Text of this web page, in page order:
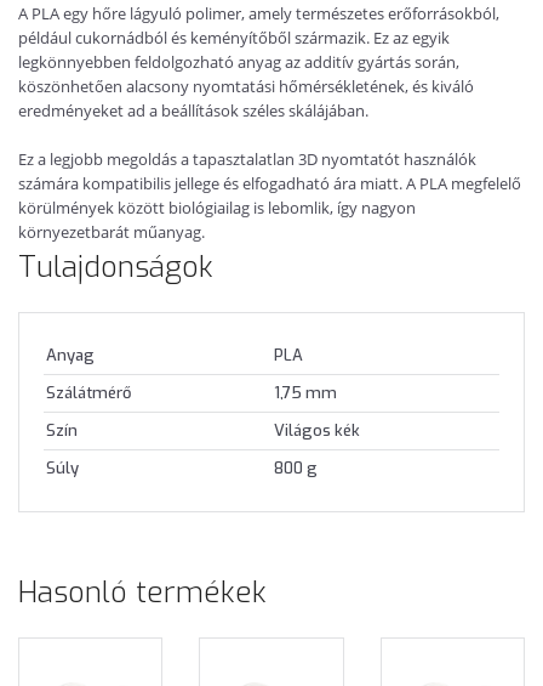
A PLA egy hőre lágyuló polimer, amely természetes erőforrásokból,
például cukornádból és keményítőből származik. Ez az egyik
legkönnyebben feldolgozható anyag az additív gyártás során,
köszönhetően alacsony nyomtatási hőmérsékletének, és kiváló
eredményeket ad a beállítások széles skálájában.
Ez a legjobb megoldás a tapasztalatlan 3D nyomtatót használók
számára kompatibilis jellege és elfogadható ára miatt. A PLA megfelelő
körülmények között biológiailag is lebomlik, így nagyon
környezetbarát műanyag.
Tulajdonságok
Anyag
PLA
Szálátmérő
1,75 mm
Szín
Világos kék
Súly
800 g
Hasonló termékek